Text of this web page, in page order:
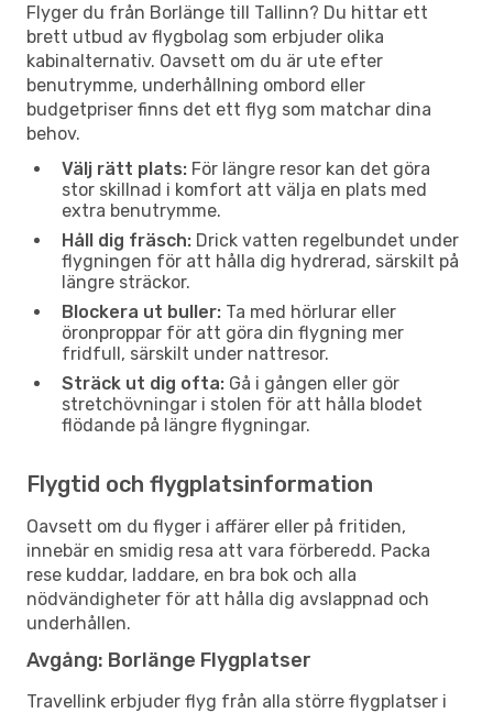
Flyger du från Borlänge till Tallinn? Du hittar ett
brett utbud av flygbolag som erbjuder olika
kabinalternativ. Oavsett om du är ute efter
benutrymme, underhållning ombord eller
budgetpriser finns det ett flyg som matchar dina
behov.
Välj rätt plats: För längre resor kan det göra
stor skillnad i komfort att välja en plats med
extra benutrymme.
Håll dig fräsch: Drick vatten regelbundet under
flygningen för att hålla dig hydrerad, särskilt på
längre sträckor.
Blockera ut buller: Ta med hörlurar eller
öronproppar för att göra din flygning mer
fridfull, särskilt under nattresor.
Sträck ut dig ofta: Gå i gången eller gör
stretchövningar i stolen för att hålla blodet
flödande på längre flygningar.
Flygtid och flygplatsinformation
Oavsett om du flyger i affärer eller på fritiden,
innebär en smidig resa att vara förberedd. Packa
rese kuddar, laddare, en bra bok och alla
nödvändigheter för att hålla dig avslappnad och
underhållen.
Avgång: Borlänge Flygplatser
Travellink erbjuder flyg från alla större flygplatser i